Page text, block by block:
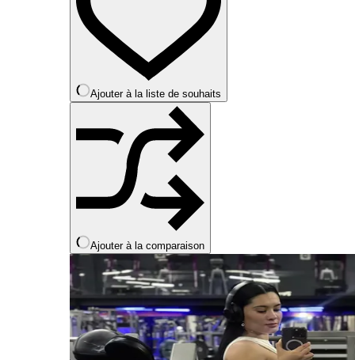
options
peuvent
être
choisies
sur
page
du
produit
Ajouter à la liste de souhaits
Ajouter à la comparaison